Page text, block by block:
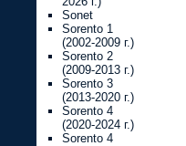
Sonet
Sorento 1
(2002-2009 г.)
Sorento 2
(2009-2013 г.)
Sorento 3
(2013-2020 г.)
Sorento 4
(2020-2024 г.)
Sorento 4